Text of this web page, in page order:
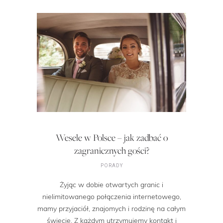
Wesele w Polsce – jak zadbać o
zagranicznych gości?
PORADY
Żyjąc w dobie otwartych granic i
nielimitowanego połączenia internetowego,
mamy przyjaciół, znajomych i rodzinę na całym
świecie. Z każdym utrzymujemy kontakt i